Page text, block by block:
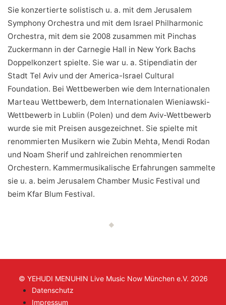
Sie konzertierte solistisch u. a. mit dem Jerusalem
Symphony Orchestra und mit dem Israel Philharmonic
Orchestra, mit dem sie 2008 zusammen mit Pinchas
Zuckermann in der Carnegie Hall in New York Bachs
Doppelkonzert spielte. Sie war u. a. Stipendiatin der
Stadt Tel Aviv und der America-Israel Cultural
Foundation. Bei Wettbewerben wie dem Internationalen
Marteau Wettbewerb, dem Internationalen Wieniawski-
Wettbewerb in Lublin (Polen) und dem Aviv-Wettbewerb
wurde sie mit Preisen ausgezeichnet. Sie spielte mit
renommierten Musikern wie Zubin Mehta, Mendi Rodan
und Noam Sherif und zahlreichen renommierten
Orchestern. Kammermusikalische Erfahrungen sammelte
sie u. a. beim Jerusalem Chamber Music Festival und
beim Kfar Blum Festival.
© YEHUDI MENUHIN Live Music Now München e.V. 2026
Datenschutz
Impressum